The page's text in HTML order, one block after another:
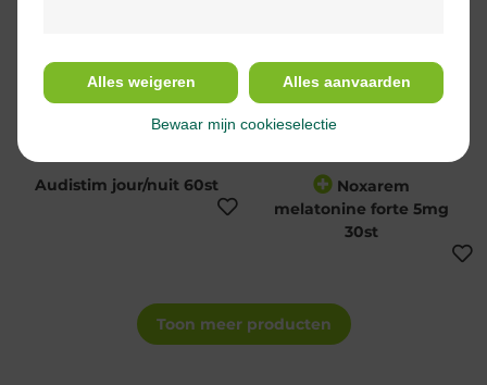
Audistim jour/nuit 60st
Noxarem
melatonine forte 5mg
30st
Toon meer producten
Alles weigeren Alles aanvaarden
Bewaar mijn cookieselectie